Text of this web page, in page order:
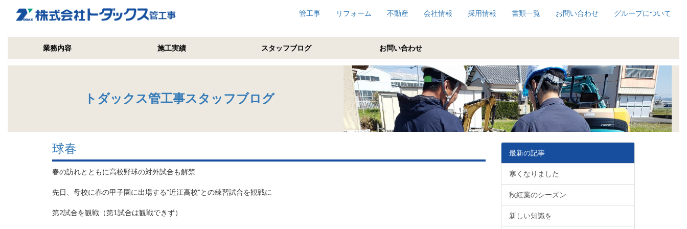
管工事 リフォーム 不動産 会社情報 採用情報 書類一覧 お問い合わせ グループについて
業務内容 施工実績 スタッフブログ お問い合わせ
トダックス管工事スタッフブログ
球春
春の訪れとともに高校野球の対外試合も解禁
先日、母校に春の甲子園に出場する"近江高校"との練習試合を観戦に
第2試合を観戦（第1試合は観戦できず）
最新の記事
寒くなりました
秋紅葉のシーズン
新しい知識を